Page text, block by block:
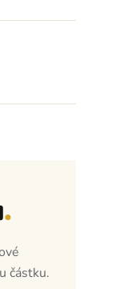
.
částku.